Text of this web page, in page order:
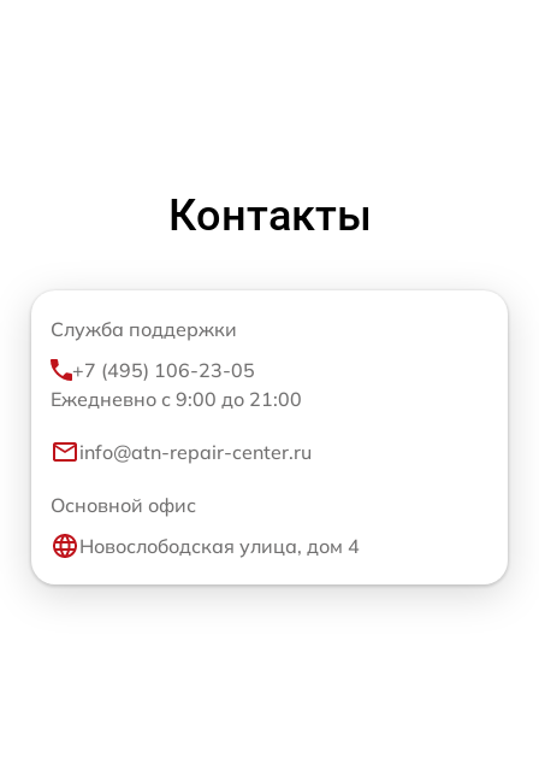
Контакты
Служба поддержки
+7 (495) 106-23-05
Ежедневно с 9:00 до 21:00
info@atn-repair-center.ru
Основной офис
Новослободская улица, дом 4